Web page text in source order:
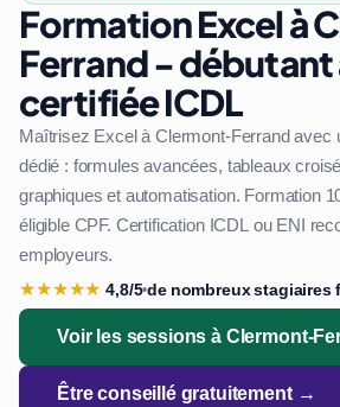
Formation Excel à
Ferrand - débutant
certifiée ICDL
Maîtrisez Excel à Clermont-Ferrand avec
dédié : formules avancées, tableaux
graphiques et automatisation. Formation
éligible CPF. Certification ICDL ou ENI
employeurs.
★★★★★ 4,8/5•de nombreux stagiaires
Voir les sessions à Clermont-
Être conseillé gratuitement →